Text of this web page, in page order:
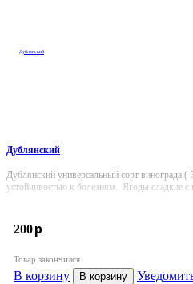
Дублянский
Дублянский универсальный сорт винограда
устойчивостью к болезням. Ягоды сладкие
200p
Товар закончился
В корзину В корзину